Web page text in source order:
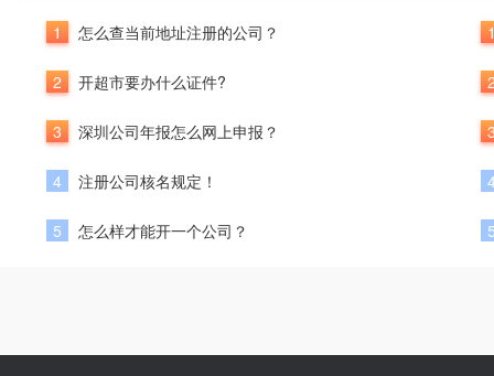
1 怎么查当前地址注册的公司？
2 开超市要办什么证件?
3 深圳公司年报怎么网上申报？
4 注册公司核名规定！
5 怎么样才能开一个公司？